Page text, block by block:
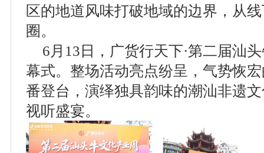
区的地道风味打破地域的边界，从
圈。
6月13日，广货行天下·第二届汕
幕式。整场活动亮点纷呈，气势恢
番登台，演绎独具韵味的潮汕非遗
视听盛宴。